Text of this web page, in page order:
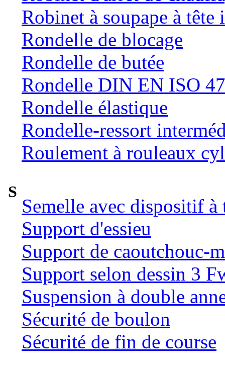
Robinet à soupape à tête
Rondelle de blocage
Rondelle de butée
Rondelle DIN EN ISO
Rondelle élastique
Rondelle-ressort
Roulement à rouleaux
S
Semelle avec dispositif
Support d'essieu
Support de caoutchouc-
Support selon dessin 3
Suspension à double
Sécurité de boulon
Sécurité de fin de course